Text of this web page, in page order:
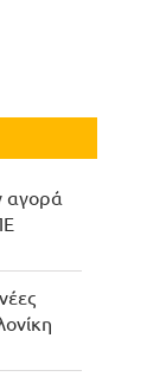
αγορά